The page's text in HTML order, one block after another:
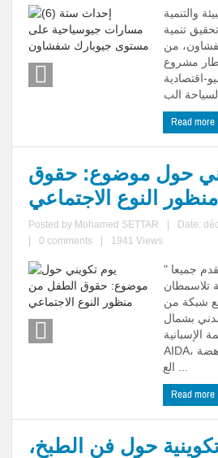
والتنمية
تنمية
من
مشروع
اقتصادية
Read more
حول موضوع: حقوق
النوع الاجتماعي
Posted by Mohamed SETTAR
Date:
0 comments 1941 Views
جميعا "
تلاسمطان
مع شبكة من
بشمال
الإسبانية
AIDA، وبمناسبة الأيام الأممية لمناهضة
Read more
حول فن الطبخ،